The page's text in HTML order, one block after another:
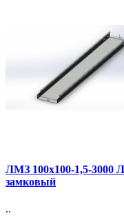
ЛМЗ 100х100-1,5-3000
замковый
..